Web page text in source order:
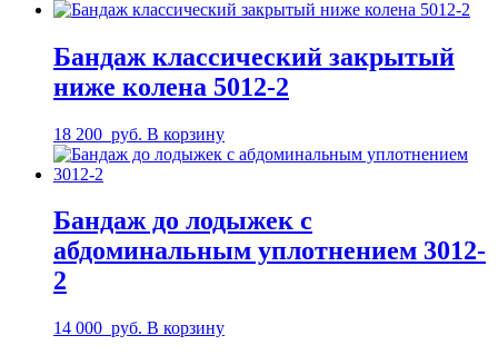
Бандаж классический закрытый
ниже колена 5012-2
18 200 руб. В корзину
Бандаж до лодыжек с
абдоминальным уплотнением 3012-
2
14 000 руб. В корзину